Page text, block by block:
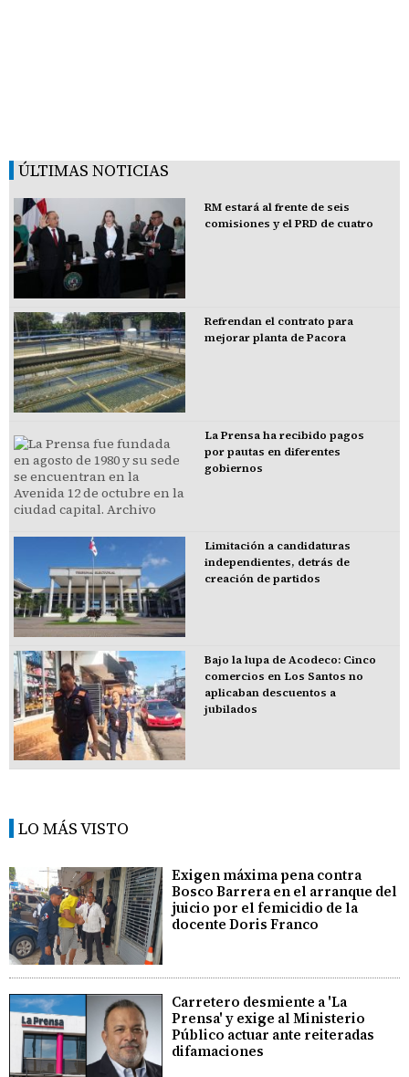
ÚLTIMAS NOTICIAS
RM estará al frente de seis
comisiones y el PRD de cuatro
Refrendan el contrato para
mejorar planta de Pacora
La Prensa ha recibido pagos
por pautas en diferentes
gobiernos
Limitación a candidaturas
independientes, detrás de
creación de partidos
Bajo la lupa de Acodeco: Cinco
comercios en Los Santos no
aplicaban descuentos a
jubilados
LO MÁS VISTO
Exigen máxima pena contra
Bosco Barrera en el arranque del
juicio por el femicidio de la
docente Doris Franco
Carretero desmiente a 'La
Prensa' y exige al Ministerio
Público actuar ante reiteradas
difamaciones